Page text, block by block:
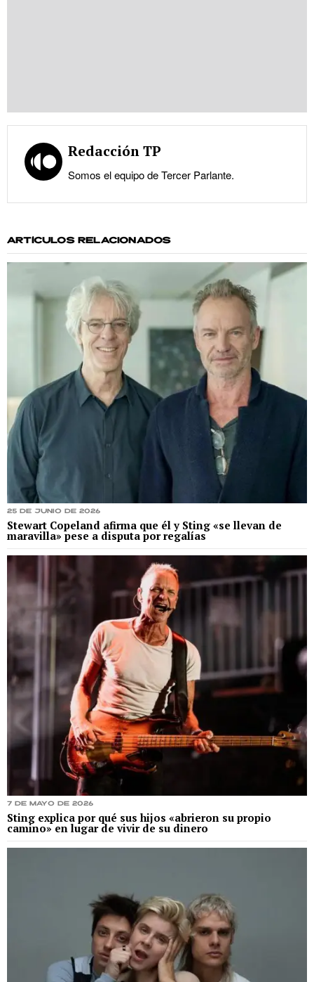
Redacción TP
Somos el equipo de Tercer Parlante.
ARTÍCULOS RELACIONADOS
25 de junio de 2026
Stewart Copeland afirma que él y Sting «se llevan de
maravilla» pese a disputa por regalías
7 de mayo de 2026
Sting explica por qué sus hijos «abrieron su propio
camino» en lugar de vivir de su dinero